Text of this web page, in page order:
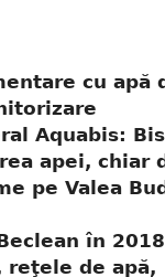
cu apă
Aquabis:
apei, chiar
pe Valea
în
reţele de apă,